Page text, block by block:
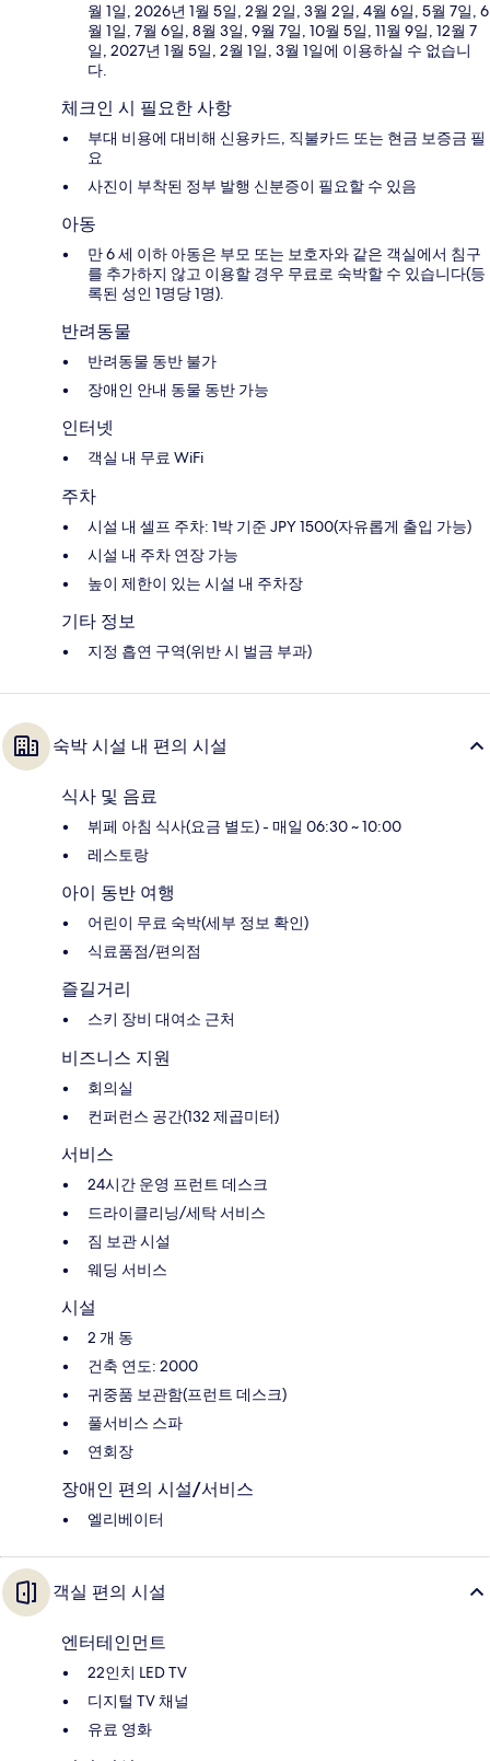
월 1일, 2026년 1월 5일, 2월 2일, 3월 2일, 4월 6일, 5월 7일, 6
월 1일, 7월 6일, 8월 3일, 9월 7일, 10월 5일, 11월 9일, 12월 7
일, 2027년 1월 5일, 2월 1일, 3월 1일에 이용하실 수 없습니
다.
체크인 시 필요한 사항
부대 비용에 대비해 신용카드, 직불카드 또는 현금 보증금 필
요
사진이 부착된 정부 발행 신분증이 필요할 수 있음
아동
만 6 세 이하 아동은 부모 또는 보호자와 같은 객실에서 침구
를 추가하지 않고 이용할 경우 무료로 숙박할 수 있습니다(등
록된 성인 1명당 1명).
반려동물
반려동물 동반 불가
장애인 안내 동물 동반 가능
인터넷
객실 내 무료 WiFi
주차
시설 내 셀프 주차: 1박 기준 JPY 1500(자유롭게 출입 가능)
시설 내 주차 연장 가능
높이 제한이 있는 시설 내 주차장
기타 정보
지정 흡연 구역(위반 시 벌금 부과)
숙박 시설 내 편의 시설
식사 및 음료
뷔페 아침 식사(요금 별도) - 매일 06:30 ~ 10:00
레스토랑
아이 동반 여행
어린이 무료 숙박(세부 정보 확인)
식료품점/편의점
즐길거리
스키 장비 대여소 근처
비즈니스 지원
회의실
컨퍼런스 공간(132 제곱미터)
서비스
24시간 운영 프런트 데스크
드라이클리닝/세탁 서비스
짐 보관 시설
웨딩 서비스
시설
2 개 동
건축 연도: 2000
귀중품 보관함(프런트 데스크)
풀서비스 스파
연회장
장애인 편의 시설/서비스
엘리베이터
객실 편의 시설
엔터테인먼트
22인치 LED TV
디지털 TV 채널
유료 영화